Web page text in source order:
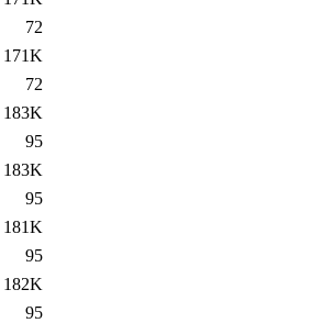
72
171K
72
183K
95
183K
95
181K
95
182K
95